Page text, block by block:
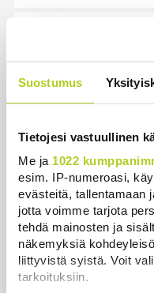
Suostumus
Tietojesi vastuullinen
Me ja 1022
esim. IP-numeroasi,
evästeitä, tallentamaan
jotta voimme tarjota
tehdä mainosten ja
näkemyksiä
liittyvistä syistä. Voit
tarkoituksiin.
Uutiset | 8.8.2026 11:30
Ensi viikolla
Uutiset | 8.8.2026 10:44
”Se tuntuu
auringonpimennys
uutta tutkijoille
Uutiset | 8.8.2026 10:30
Tänään on pääosin